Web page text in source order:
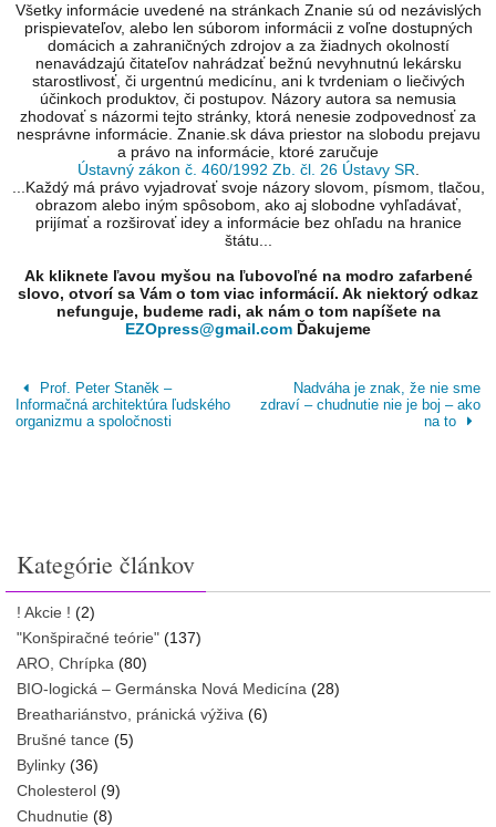
Všetky informácie uvedené na stránkach Znanie sú od nezávislých
prispievateľov, alebo len súborom informácii z voľne dostupných
domácich a zahraničných zdrojov a za žiadnych okolností
nenavádzajú čitateľov nahrádzať bežnú nevyhnutnú lekársku
starostlivosť, či urgentnú medicínu, ani k tvrdeniam o liečivých
účinkoch produktov, či postupov. Názory autora sa nemusia
zhodovať s názormi tejto stránky, ktorá nenesie zodpovednosť za
nesprávne informácie. Znanie.sk dáva priestor na slobodu prejavu
a právo na informácie, ktoré zaručuje
Ústavný zákon č. 460/1992 Zb. čl. 26 Ústavy SR
...Každý má právo vyjadrovať svoje názory slovom, písmom, tlačou,
obrazom alebo iným spôsobom, ako aj slobodne vyhľadávať,
prijímať a rozširovať idey a informácie bez ohľadu na hranice
štátu...
Ak kliknete ľavou myšou na ľubovoľné na modro zafarbené
slovo, otvorí sa Vám o tom viac informácií. Ak niektorý odkaz
nefunguje, budeme radi, ak nám o tom napíšete na
EZOpress@gmail.com Ďakujeme
Prof. Peter Staněk –
Informačná architektúra ľudského
organizmu a spoločnosti
Nadváha je znak, že nie sme
zdraví – chudnutie nie je boj – ako
na to
Kategórie článkov
! Akcie ! (2)
"Konšpiračné teórie" (137)
ARO, Chrípka (80)
BIO-logická – Germánska Nová Medicína (28)
Breathariánstvo, pránická výživa (6)
Brušné tance (5)
Bylinky (36)
Cholesterol (9)
Chudnutie (8)